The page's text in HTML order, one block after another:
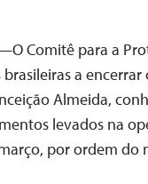
Comitê para a
a
Almeida,
levados na
por ordem do